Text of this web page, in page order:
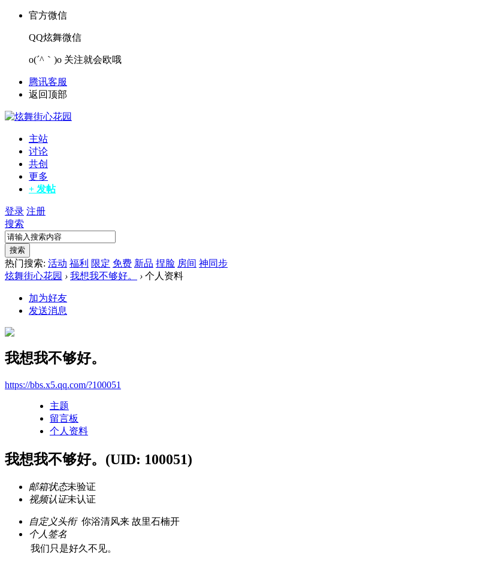
官方微信
QQ炫舞微信
o(´^｀)o 关注就会欧哦
腾讯客服
返回顶部
主站
讨论
共创
更多
+ 发帖
登录 注册
搜索
搜索
热门搜索: 活动 福利 限定 免费 新品 捏脸 房间 神同步
炫舞街心花园 › 我想我不够好。 › 个人资料
加为好友
发送消息
我想我不够好。
https://bbs.x5.qq.com/?100051
主题
留言板
个人资料
我想我不够好。 (UID: 100051)
邮箱状态未验证
视频认证未认证
自定义头衔 你浴清风来 故里石楠开
个人签名
我们只是好久不见。